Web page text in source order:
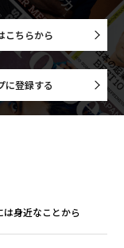
こちらから
に登録する
身近なことから